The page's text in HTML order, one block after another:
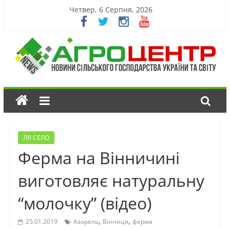
Четвер, 6 Серпня, 2026
ЛЯ СЕЛО
Ферма на Вінничині
виготовляє натуральну
“молочку” (відео)
25.01.2019 Азорель, Вінниця, ферма